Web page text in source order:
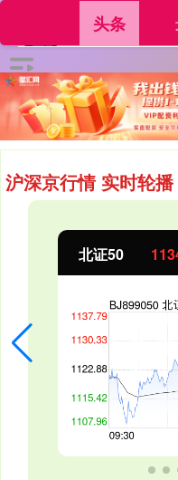
沪深京行情 实时轮播
北证50
头条